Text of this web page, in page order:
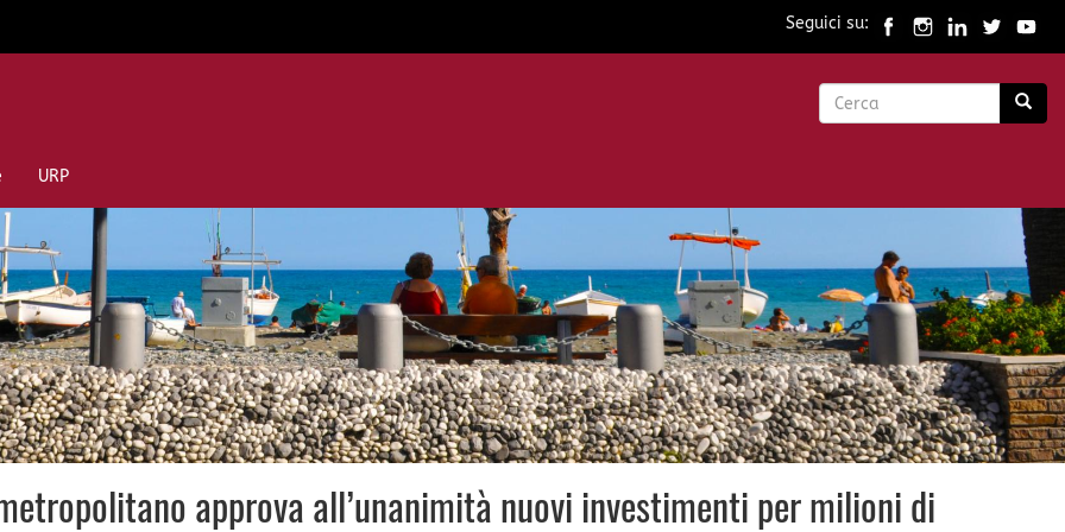
Seguici su:
Form
URP
approva all’unanimità nuovi investimenti per milioni di